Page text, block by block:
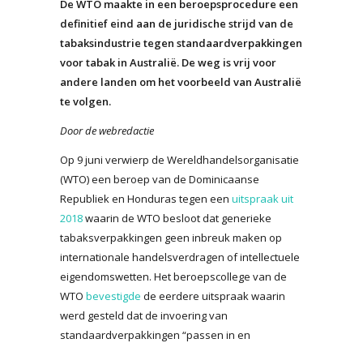
De WTO maakte in een beroepsprocedure een
definitief eind aan de juridische strijd van de
tabaksindustrie tegen standaardverpakkingen
voor tabak in Australië. De weg is vrij voor
andere landen om het voorbeeld van Australië
te volgen.
Door de webredactie
Op 9 juni verwierp de Wereldhandelsorganisatie
(WTO) een beroep van de Dominicaanse
Republiek en Honduras tegen een uitspraak uit
2018waarin de WTO besloot dat generieke
tabaksverpakkingen geen inbreuk maken op
internationale handelsverdragen of intellectuele
eigendomswetten. Het beroepscollege van de
WTO bevestigde de eerdere uitspraak waarin
werd gesteld dat de invoering van
standaardverpakkingen “passen in en